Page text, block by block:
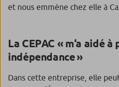
et nous emmène chez elle à
La CEPAC « m’a aidé
indépendance »
Dans cette entreprise, elle